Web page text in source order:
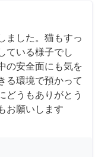
ました。猫もすっ
ている様子でし
の安全面にも気を
る環境で預かって
どうもありがとう
お願いします